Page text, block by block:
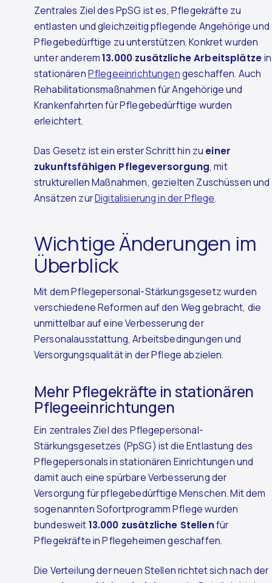
Zentrales Ziel des PpSG ist es, Pflegekräfte zu
entlasten und gleichzeitig pflegende Angehörige und
Pflegebedürftige zu unterstützen. Konkret wurden
unter anderem13.000 zusätzliche Arbeitsplätzein
stationärenPflegeeinrichtungengeschaffen. Auch
Rehabilitationsmaßnahmen für Angehörige und
Krankenfahrten für Pflegebedürftige wurden
erleichtert.
Das Gesetz ist ein erster Schritt hin zu einer
zukunftsfähigen Pflegeversorgung, mit
strukturellen Maßnahmen, gezielten Zuschüssen und
Ansätzen zurDigitalisierung in der Pflege.
Wichtige Änderungen im
Überblick
Mit dem Pflegepersonal-Stärkungsgesetz wurden
verschiedene Reformen auf den Weg gebracht, die
unmittelbar auf eine Verbesserung der
Personalausstattung, Arbeitsbedingungen und
Versorgungsqualität in der Pflege abzielen.
Mehr Pflegekräfte in stationären
Pflegeeinrichtungen
Ein zentrales Ziel des Pflegepersonal-
Stärkungsgesetzes (PpSG) ist die Entlastung des
Pflegepersonals in stationären Einrichtungen und
damit auch eine spürbare Verbesserung der
Versorgung für pflegebedürftige Menschen. Mit dem
sogenannten Sofortprogramm Pflege wurden
bundesweit13.000 zusätzliche Stellenfür
Pflegekräfte in Pflegeheimen geschaffen.
Die Verteilung der neuen Stellen richtet sich nach der